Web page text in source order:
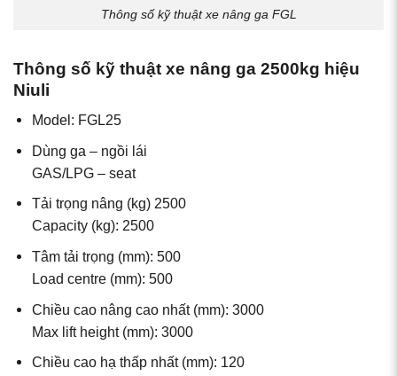
Thông số kỹ thuật xe nâng ga FGL
Thông số kỹ thuật xe nâng ga 2500kg hiệu
Niuli
Model: FGL25
Dùng ga – ngồi lái
GAS/LPG – seat
Tải trọng nâng (kg) 2500
Capacity (kg): 2500
Tâm tải trọng (mm): 500
Load centre (mm): 500
Chiều cao nâng cao nhất (mm): 3000
Max lift height (mm): 3000
Chiều cao hạ thấp nhất (mm): 120